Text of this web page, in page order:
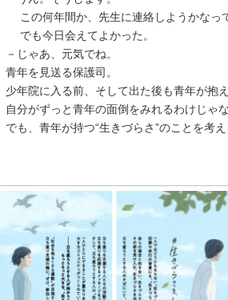
この何年間か、先生に連絡しようかなって
でも今日会えてよかった。
－じゃあ、元気でね。
青年を見送る保護司。
少年院に入る前、そして出た後も青年が抱
自分がずっと青年の面倒をみれるわけじゃな
でも、青年が持つ“生きづらさ”のことを考え